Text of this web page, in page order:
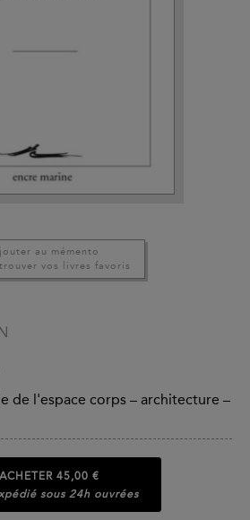
au mémento
vos livres favoris
de l'espace corps – architecture –
ACHETER 45,00 €
sous 24h ouvrées